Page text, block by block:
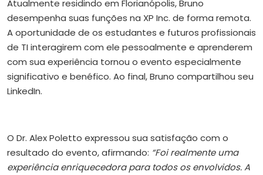
Atualmente residindo em Florianópolis, Bruno
desempenha suas funções na XP Inc. de forma remota.
A oportunidade de os estudantes e futuros profissionais
de TI interagirem com ele pessoalmente e aprenderem
com sua experiência tornou o evento especialmente
significativo e benéfico. Ao final, Bruno compartilhou seu
LinkedIn.
O Dr. Alex Poletto expressou sua satisfação com o
resultado do evento, afirmando: “Foi realmente uma
experiência enriquecedora para todos os envolvidos. A